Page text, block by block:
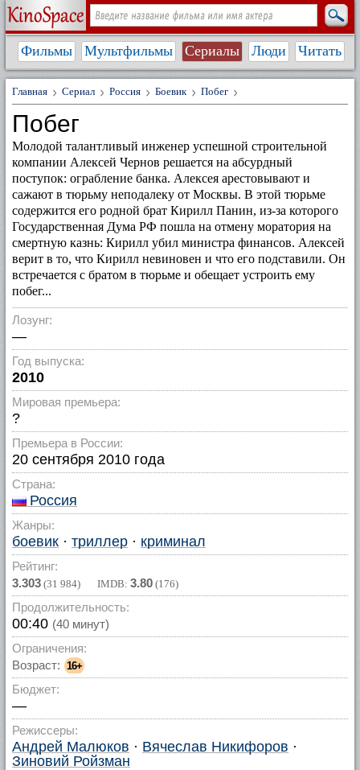
Фильмы Мультфильмы Сериалы Люди Читать
Главная Сериал Россия Боевик Побег
Побег
Молодой талантливый инженер успешной строительной
компании Алексей Чернов решается на абсурдный
поступок: ограбление банка. Алексея арестовывают и
сажают в тюрьму неподалеку от Москвы. В этой тюрьме
содержится его родной брат Кирилл Панин, из-за которого
Государственная Дума РФ пошла на отмену моратория на
смертную казнь: Кирилл убил министра финансов. Алексей
верит в то, что Кирилл невиновен и что его подставили. Он
встречается с братом в тюрьме и обещает устроить ему
побег...
Лозунг:
—
Год выпуска:
2010
Мировая премьера:
?
Премьера в России:
20 сентября 2010 года
Страна:
Россия
Жанры:
боевик · триллер · криминал
Рейтинг:
3.303 (31 984) IMDB: 3.80 (176)
Продолжительность:
00:40 (40 минут)
Ограничения:
Возраст: 16+
Бюджет:
—
Режиссеры:
Андрей Малюков · Вячеслав Никифоров ·
Зиновий Ройзман